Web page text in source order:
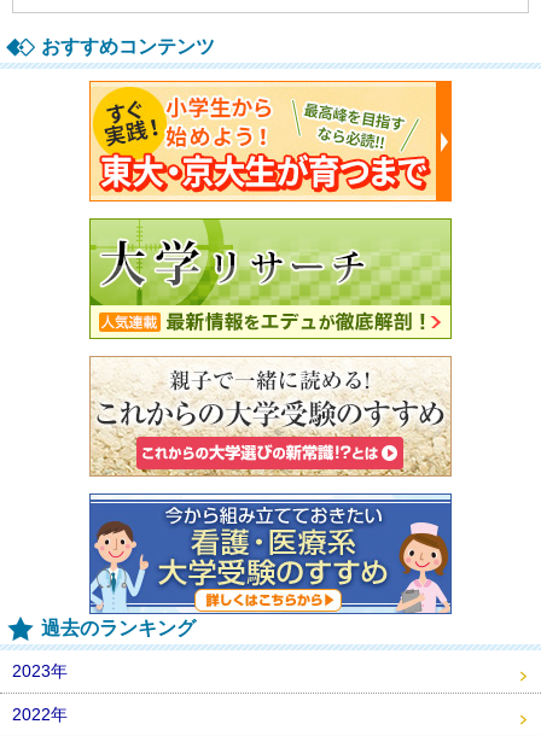
おすすめコンテンツ
過去のランキング
2023年
2022年